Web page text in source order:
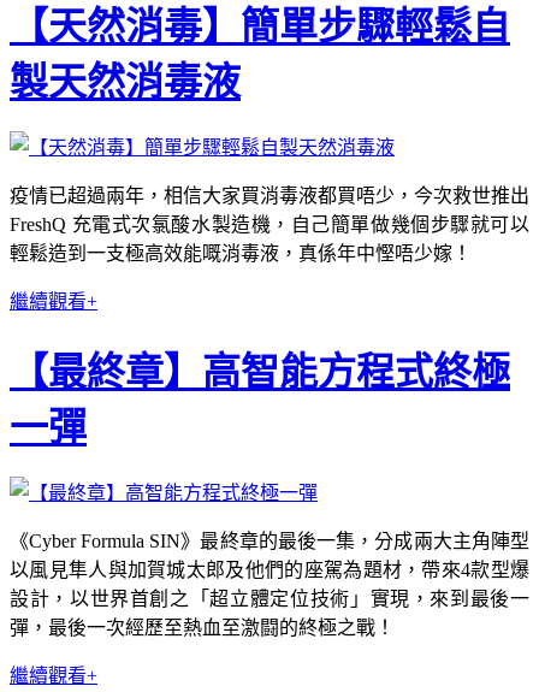
【天然消毒】簡單步驟輕鬆自
製天然消毒液
疫情已超過兩年，相信大家買消毒液都買唔少，今次救世推出
FreshQ 充電式次氯酸水製造機，自己簡單做幾個步驟就可以
輕鬆造到一支極高效能嘅消毒液，真係年中慳唔少嫁！
繼續觀看+
【最終章】高智能方程式終極
一彈
《Cyber Formula SIN》最終章的最後一集，分成兩大主角陣型
以風見隼人與加賀城太郎及他們的座駕為題材，帶來4款型爆
設計，以世界首創之「超立體定位技術」實現，來到最後一
彈，最後一次經歷至熱血至激闘的終極之戰！
繼續觀看+